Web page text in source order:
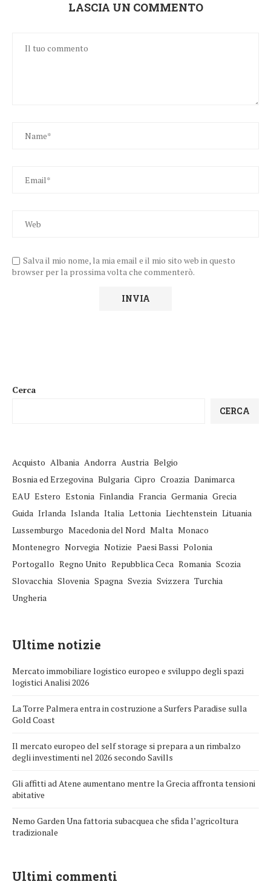
LASCIA UN COMMENTO
Salva il mio nome, la mia email e il mio sito web in questo
browser per la prossima volta che commenterò.
Cerca
CERCA
Acquisto Albania Andorra Austria Belgio
Bosnia ed Erzegovina Bulgaria Cipro Croazia Danimarca
EAU Estero Estonia Finlandia Francia Germania Grecia
Guida Irlanda Islanda Italia Lettonia Liechtenstein Lituania
Lussemburgo Macedonia del Nord Malta Monaco
Montenegro Norvegia Notizie Paesi Bassi Polonia
Portogallo Regno Unito Repubblica Ceca Romania Scozia
Slovacchia Slovenia Spagna Svezia Svizzera Turchia
Ungheria
Ultime notizie
Mercato immobiliare logistico europeo e sviluppo degli spazi
logistici Analisi 2026
La Torre Palmera entra in costruzione a Surfers Paradise sulla
Gold Coast
Il mercato europeo del self storage si prepara a un rimbalzo
degli investimenti nel 2026 secondo Savills
Gli affitti ad Atene aumentano mentre la Grecia affronta tensioni
abitative
Nemo Garden Una fattoria subacquea che sfida l’agricoltura
tradizionale
Ultimi commenti